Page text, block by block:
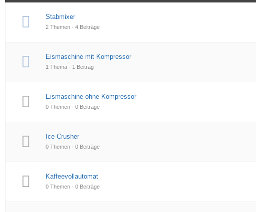
Stabmixer
2 Themen · 4 Beiträge
Eismaschine mit Kompressor
1 Thema · 1 Beitrag
Eismaschine ohne Kompressor
0 Themen · 0 Beiträge
Ice Crusher
0 Themen · 0 Beiträge
Kaffeevollautomat
0 Themen · 0 Beiträge